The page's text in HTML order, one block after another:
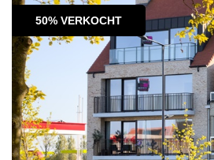
50% VERKOCHT